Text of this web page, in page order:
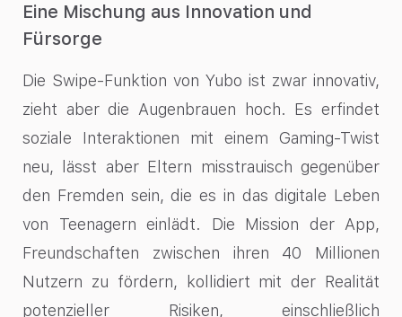
Eine Mischung aus Innovation und
Fürsorge
Die Swipe-Funktion von Yubo ist zwar innovativ,
zieht aber die Augenbrauen hoch. Es erfindet
soziale Interaktionen mit einem Gaming-Twist
neu, lässt aber Eltern misstrauisch gegenüber
den Fremden sein, die es in das digitale Leben
von Teenagern einlädt. Die Mission der App,
Freundschaften zwischen ihren 40 Millionen
Nutzern zu fördern, kollidiert mit der Realität
potenzieller Risiken, einschließlich